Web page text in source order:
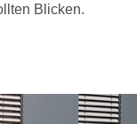
Blicken.